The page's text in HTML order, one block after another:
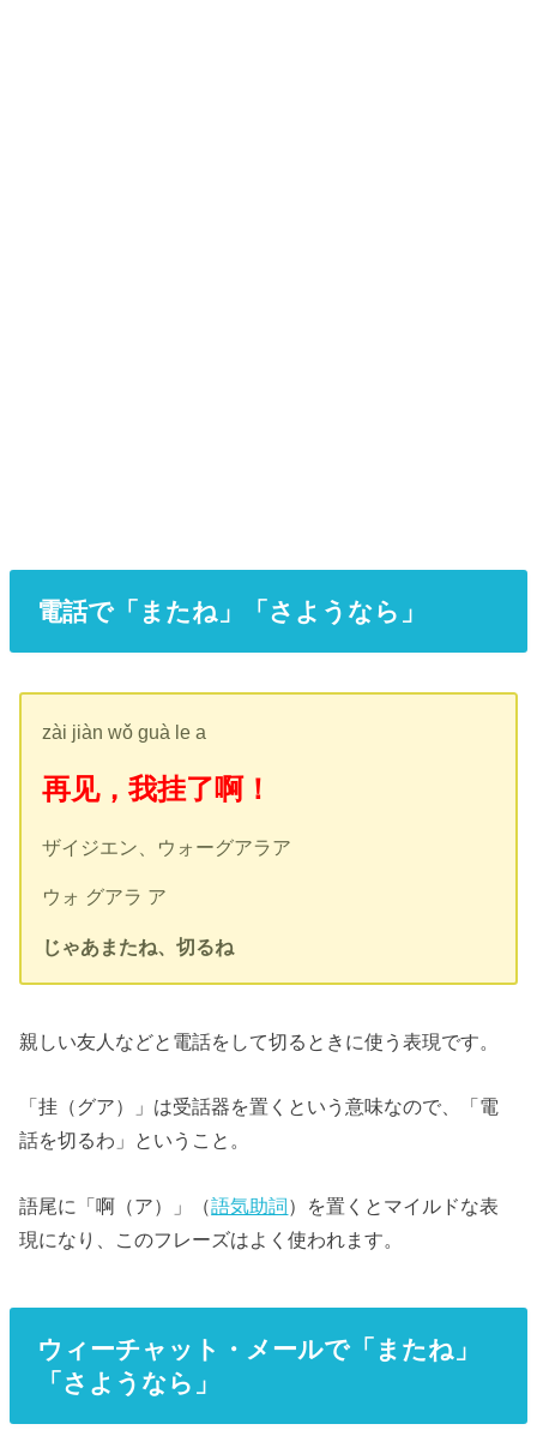
電話で「またね」「さようなら」
zài jiàn wǒ guà le a
再见，我挂了啊！
ザイジエン、ウォーグアラア
ウォ グアラ ア
じゃあまたね、切るね
親しい友人などと電話をして切るときに使う表現です。
「挂（グア）」は受話器を置くという意味なので、「電
話を切るわ」ということ。
語尾に「啊（ア）」（語気助詞）を置くとマイルドな表
現になり、このフレーズはよく使われます。
ウィーチャット・メールで「またね」
「さようなら」